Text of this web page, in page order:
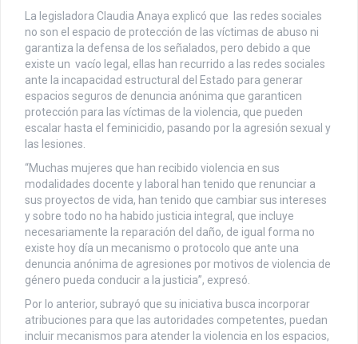
La legisladora Claudia Anaya explicó que las redes sociales
no son el espacio de protección de las víctimas de abuso ni
garantiza la defensa de los señalados, pero debido a que
existe un vacío legal, ellas han recurrido a las redes sociales
ante la incapacidad estructural del Estado para generar
espacios seguros de denuncia anónima que garanticen
protección para las víctimas de la violencia, que pueden
escalar hasta el feminicidio, pasando por la agresión sexual y
las lesiones.
“Muchas mujeres que han recibido violencia en sus
modalidades docente y laboral han tenido que renunciar a
sus proyectos de vida, han tenido que cambiar sus intereses
y sobre todo no ha habido justicia integral, que incluye
necesariamente la reparación del daño, de igual forma no
existe hoy día un mecanismo o protocolo que ante una
denuncia anónima de agresiones por motivos de violencia de
género pueda conducir a la justicia”, expresó.
Por lo anterior, subrayó que su iniciativa busca incorporar
atribuciones para que las autoridades competentes, puedan
incluir mecanismos para atender la violencia en los espacios,